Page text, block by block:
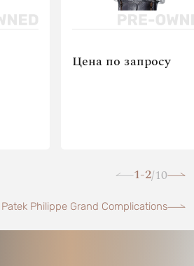
Цена по запросу
1-2/10
Philippe Grand Complications